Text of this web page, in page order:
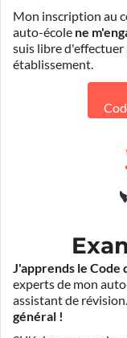
Mon inscription au
auto-école ne
suis libre d'effectuer
établissement.
J'apprends le Code
experts de mon
assistant de
général !